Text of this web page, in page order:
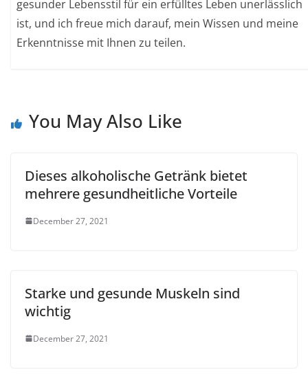
gesunder Lebensstil für ein erfülltes Leben unerlässlich
ist, und ich freue mich darauf, mein Wissen und meine
Erkenntnisse mit Ihnen zu teilen.
You May Also Like
Dieses alkoholische Getränk bietet
mehrere gesundheitliche Vorteile
December 27, 2021
Starke und gesunde Muskeln sind
wichtig
December 27, 2021